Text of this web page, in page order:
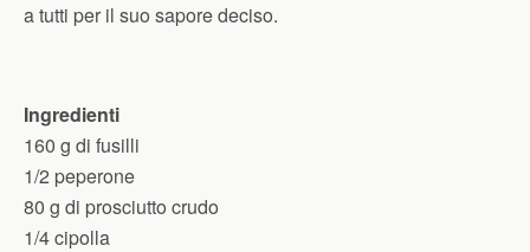
a tutti per il suo sapore deciso.
Ingredienti
160 g di fusilli
1/2 peperone
80 g di prosciutto crudo
1/4 cipolla